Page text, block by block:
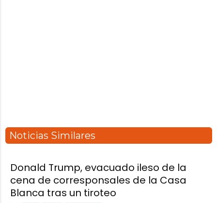
Noticias Similares
Donald Trump, evacuado ileso de la
cena de corresponsales de la Casa
Blanca tras un tiroteo